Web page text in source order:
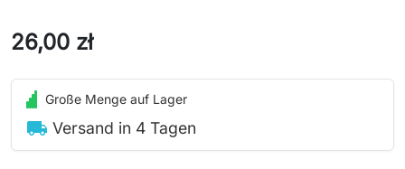
26,00 zł
Große Menge auf Lager
local_shipping Versand in 4 Tagen